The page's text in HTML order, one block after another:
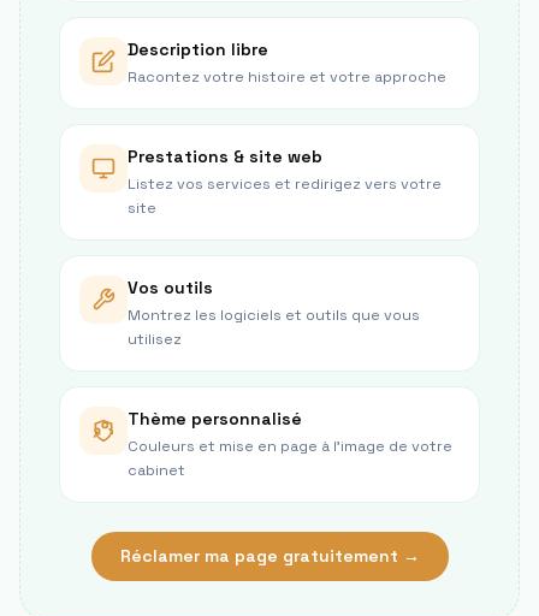
Description libre
Racontez votre histoire et votre approche
Prestations & site web
Listez vos services et redirigez vers votre
site
Vos outils
Montrez les logiciels et outils que vous
utilisez
Thème personnalisé
Couleurs et mise en page à l’image de votre
cabinet
Réclamer ma page gratuitement →